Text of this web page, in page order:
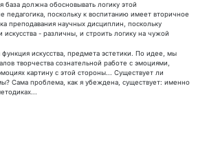
база должна обосновывать логику этой
педагогика, поскольку к воспитанию имеет вторичное
преподавания научных дисциплин, поскольку
- различны, и строить логику на чужой
искусства, предмета эстетики. По идее, мы
творчества сознательной работе с эмоциями,
картину с этой стороны... Существует ли
Сама проблема, как я убеждена, существует: именно